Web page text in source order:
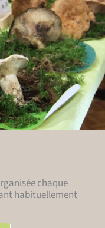
chaque
habituellement